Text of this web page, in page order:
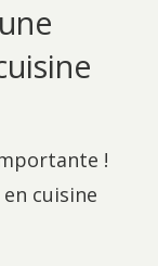
!
en cuisine